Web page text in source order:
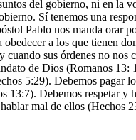
del gobierno, ni en la
Sí tenemos una
Pablo nos manda orar
obedecer a los que tienen
cuando sus órdenes no nos
de Dios (Romanos 13:
5:29). Debemos pagar
13:7). Debemos respetar y
mal de ellos (Hechos